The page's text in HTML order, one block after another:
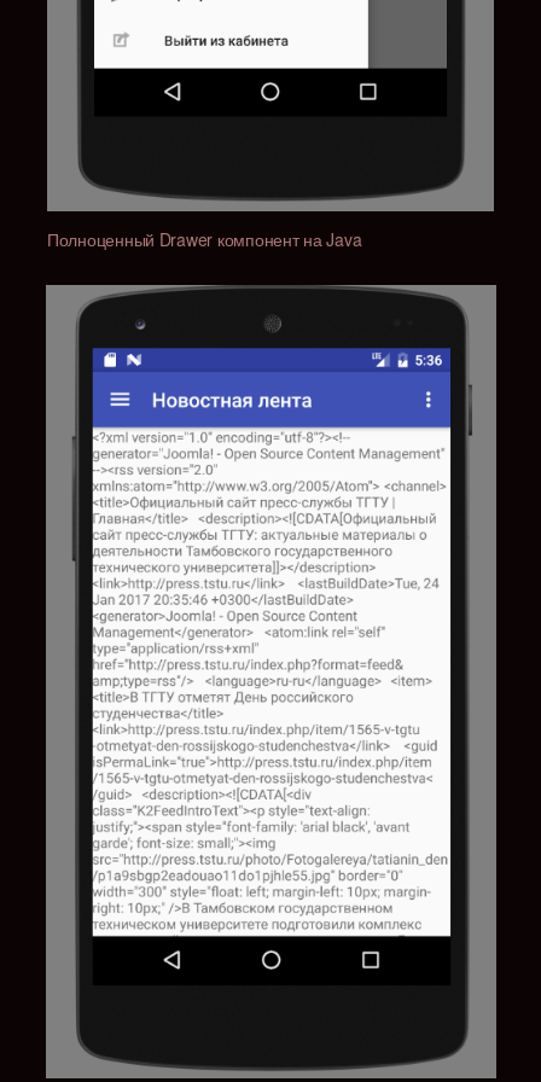
Полноценный Drawer компонент на Java